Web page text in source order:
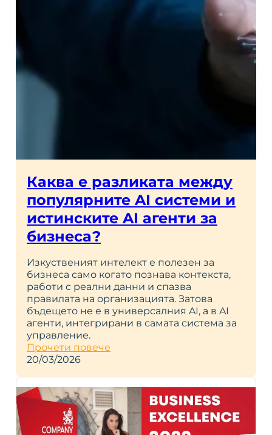
Каква е разликата между
популярните AI системи и
истинските AI агенти за
бизнеса?
Изкуственият интелект е полезен за
бизнеса само когато познава контекста,
работи с реални данни и спазва
правилата на организацията. Затова
бъдещето не е в универсалния AI, а в AI
агенти, интегрирани в самата система за
управление.
Прочети повече
20/03/2026